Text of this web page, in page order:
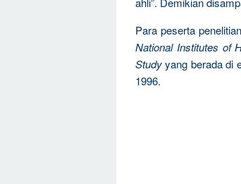
Para peserta
National Institutes of
Studyyang berada di
1996.